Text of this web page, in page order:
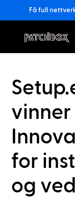
Få full
vinner
for
og